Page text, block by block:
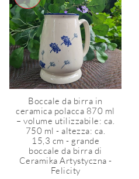
Boccale da birra in
ceramica polacca 870 ml
– volume utilizzabile: ca.
750 ml - altezza: ca.
15,3 cm - grande
boccale da birra di
Ceramika Artystyczna -
Felicity